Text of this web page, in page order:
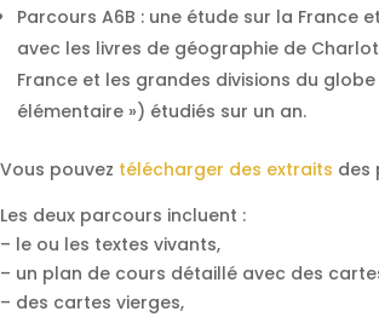
Parcours A6B : une étude sur la France
avec les livres de géographie de
France et les grandes divisions du
élémentaire ») étudiés sur un an.
Vous pouvez télécharger des extraits des
Les deux parcours incluent :
– le ou les textes vivants,
– un plan de cours détaillé avec des
– des cartes vierges,